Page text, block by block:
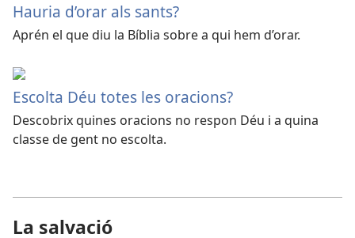
Hauria d’orar als sants?
Aprén el que diu la Bíblia sobre a qui hem d’orar.
Escolta Déu totes les oracions?
Descobrix quines oracions no respon Déu i a quina
classe de gent no escolta.
La salvació